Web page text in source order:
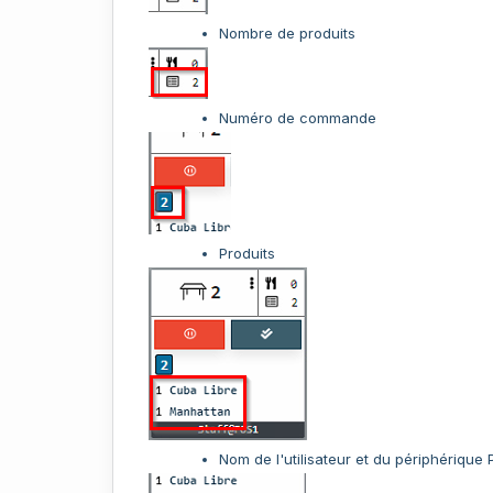
Nombre de produits
Numéro de commande
Produits
Nom de l'utilisateur et du périphérique